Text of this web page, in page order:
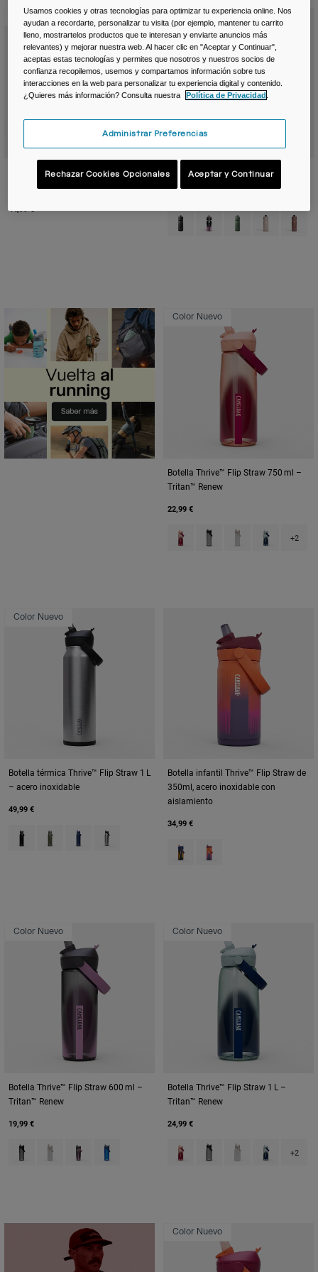
Color Nuevo
Bidón Podium® Steel 650 ml – acero
inoxidable
44,99 €
Color Nuevo
Botella de acero Podium ® de 530ml
Product swatch type of Black.
Product swatch type of
Product swatch
Product
Color Nuevo
Botella Thrive™ Flip Straw 750 ml –
Tritan™ Renew
22,99 €
Product swatch type of Blush
Product swatch type of
Product swatch
Product
+2
Color Nuevo
Botella térmica Thrive™ Flip Straw 1 L
– acero inoxidable
49,99 €
Product swatch type of Black.
Product swatch type of Moss Green.
Product swatch type of Navy.
Product swatch type of Stainless.
Botella infantil Thrive™ Flip Straw de
350ml, acero inoxidable con
aislamiento
34,99 €
Product swatch type of
Product swatch type of
Color Nuevo
Botella Thrive™ Flip Straw 600 ml –
Tritan™ Renew
19,99 €
Product swatch type of Charcoal Grey.
Product swatch type of Clear.
Product swatch type of Lavender Dawn.
Product swatch type of Oxford.
Color Nuevo
Botella Thrive™ Flip Straw 1 L –
Tritan™ Renew
24,99 €
Product swatch type of Blush
Product swatch type of
Product swatch
Product
+2
Color Nuevo
Usamos cookies y otras tecnologías para optimizar tu experiencia online. Nos
ayudan a recordarte, personalizar tu visita (por ejemplo, mantener tu carrito
lleno, mostrartelos productos que te interesan y enviarte anuncios más
relevantes) y mejorar nuestra web. Al hacer clic en "Aceptar y Continuar",
aceptas estas tecnologías y permites que nosotros y nuestros socios de
confianza recopilemos, usemos y compartamos información sobre tus
interacciones en la web para personalizar tu experiencia digital y contenido.
¿Quieres más información? Consulta nuestra
Política de Privacidad
Administrar Preferencias
Rechazar Cookies Opcionales Aceptar y Continuar